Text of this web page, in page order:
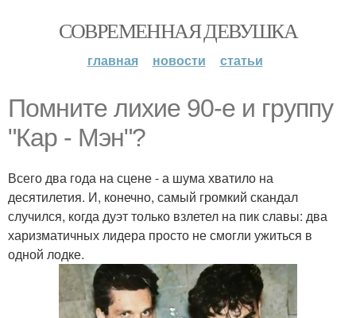
СОВРЕМЕННАЯ ДЕВУШКА
главная новости статьи
Помните лихие 90-е и группу
"Кар - Мэн"?
Всего два года на сцене - а шума хватило на
десятилетия. И, конечно, самый громкий скандал
случился, когда дуэт только взлетел на пик славы: два
харизматичных лидера просто не смогли ужиться в
одной лодке.